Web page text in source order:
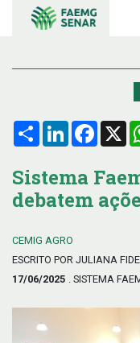
Compartilhar
LinkedIn X
Sistema
debatem
CEMIG AGRO
ESCRITO POR JULIANA
17/06/2025 . SISTEMA